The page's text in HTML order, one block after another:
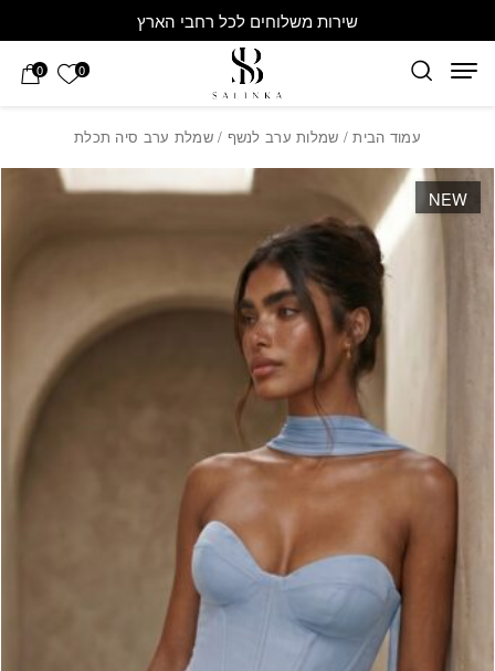
שירות משלוחים לכל רחבי הארץ
0
0
עמוד הבית/ שמלות ערב לנשף / שמלת ערב סיה תכלת
NEW